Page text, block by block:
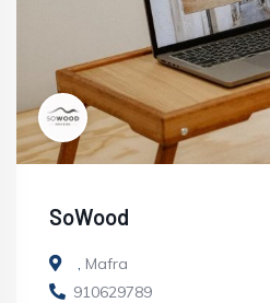
SoWood
Mafra
910629789